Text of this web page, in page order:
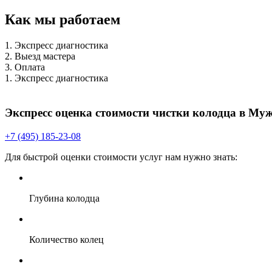
Как мы работаем
1. Экспресс диагностика
2. Выезд мастера
3. Оплата
1. Экспресс диагностика
Экспресс оценка стоимости чистки колодца в
+7 (495) 185-23-08
Для быстрой оценки стоимости услуг нам нужно знать:
Глубина колодца
Количество колец